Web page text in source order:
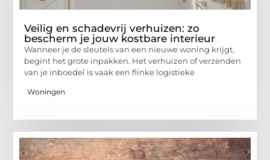
Veilig en schadevrij verhuizen: zo
bescherm je jouw kostbare interieur
Wanneer je de sleutels van een nieuwe woning krijgt,
begint het grote inpakken. Het verhuizen of verzenden
van je inboedel is vaak een flinke logistieke
Woningen